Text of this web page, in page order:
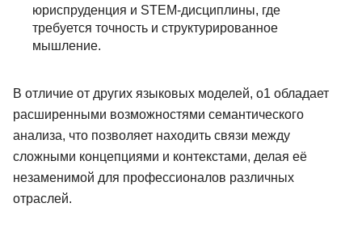
юриспруденция и STEM-дисциплины, где
требуется точность и структурированное
мышление.
В отличие от других языковых моделей, o1 обладает
расширенными возможностями семантического
анализа, что позволяет находить связи между
сложными концепциями и контекстами, делая её
незаменимой для профессионалов различных
отраслей.